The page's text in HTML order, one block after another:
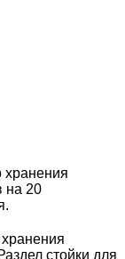
хранения
на 20
стойки для